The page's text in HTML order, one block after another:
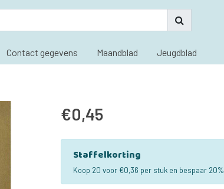
Contact gegevens Maandblad Jeugdblad
€0,45
Staffelkorting
Koop 20 voor €0,36 per stuk en bespaar 20%